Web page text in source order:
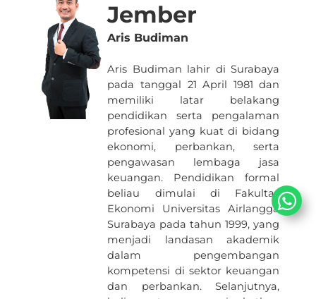
Jember
Aris Budiman​​​
Aris Budiman lahir di Surabaya
pada tanggal 21 April 1981 dan
memiliki latar belakang
pendidikan serta pengalaman
profesional yang kuat di bidang
ekonomi, perbankan, serta
pengawasan lembaga jasa
keuangan. Pendidikan formal
beliau dimulai di Fakultas
Ekonomi Universitas Airlangga
Surabaya pada tahun 1999, yang
menjadi landasan akademik
dalam pengembangan
kompetensi di sektor keuangan
dan perbankan. Selanjutnya,